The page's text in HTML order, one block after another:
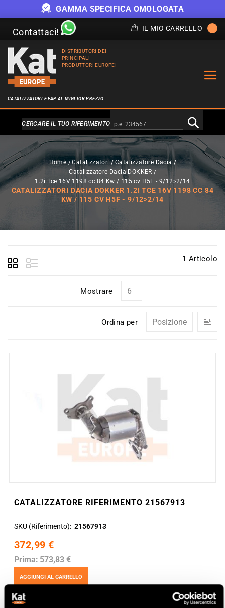
GAMMA SPECIFICA OMOLOGATA
Contattaci! IL MIO CARRELLO
DISTRIBUTORI DEI
PRINCIPALI
PRODUTTORI EUROPEI
CATALIZZATORI E FAP AL MIGLIOR PREZZO
Alternativa a Doofinder
CERCARE IL TUO RIFERIMENTO
Home Catalizzatori Catalizzatore Dacia
Catalizzatore Dacia DOKKER
1.2i Tce 16V 1198 cc 84 Kw / 115 cv H5F - 9/12>2/14
CATALIZZATORI DACIA DOKKER 1.2I TCE 16V 1198 CC 84
KW / 115 CV H5F - 9/12>2/14
1 Articolo
Mostrare
Ordina per
CATALIZZATORE RIFERIMENTO 21567913
SKU (Riferimento) 21567913
372,99 €
Prima: 573,83 €
AGGIUNGI AL CARRELLO